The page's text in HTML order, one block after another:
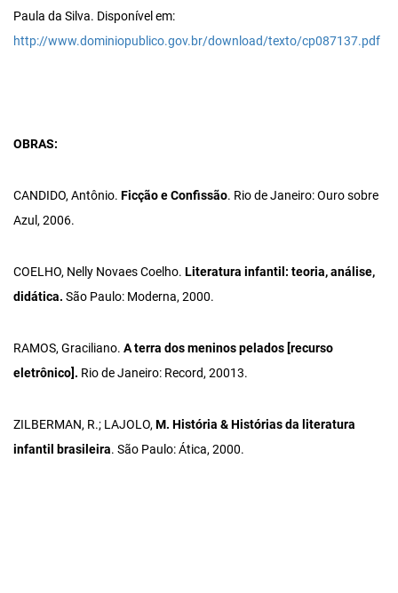
Paula da Silva. Disponível em:
http://www.dominiopublico.gov.br/download/texto/cp087137.pdf
OBRAS:
CANDIDO, Antônio. Ficção e Confissão. Rio de Janeiro: Ouro sobre
Azul, 2006.
COELHO, Nelly Novaes Coelho. Literatura infantil: teoria, análise,
didática. São Paulo: Moderna, 2000.
RAMOS, Graciliano. A terra dos meninos pelados [recurso
eletrônico]. Rio de Janeiro: Record, 20013.
ZILBERMAN, R.; LAJOLO,M. História & Histórias da literatura
infantil brasileira. São Paulo: Ática, 2000.